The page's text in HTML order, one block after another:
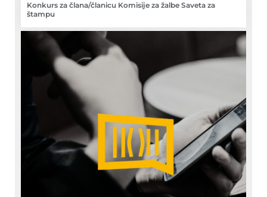
Konkurs za člana/članicu Komisije za žalbe Saveta za
štampu